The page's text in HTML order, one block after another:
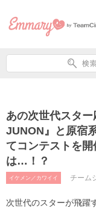
あの次世代スタ
JUNON』と原宿
てコンテストを
は…！？
イケメン／カワイイ チーム
次世代のスターが飛躍